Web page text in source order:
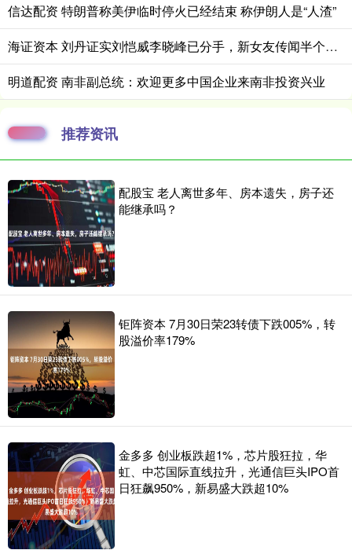
信达配资 特朗普称美伊临时停火已经结束 称伊朗人是“人渣”
海证资本 刘丹证实刘恺威李晓峰已分手，新女友传闻半个月前已真相大白！
明道配资 南非副总统：欢迎更多中国企业来南非投资兴业
推荐资讯
配股宝 老人离世多年、房本遗失，房子还
能继承吗？
钜阵资本 7月30日荣23转债下跌005%，转
股溢价率179%
金多多 创业板跌超1%，芯片股狂拉，华
虹、中芯国际直线拉升，光通信巨头IPO首
日狂飙950%，新易盛大跌超10%